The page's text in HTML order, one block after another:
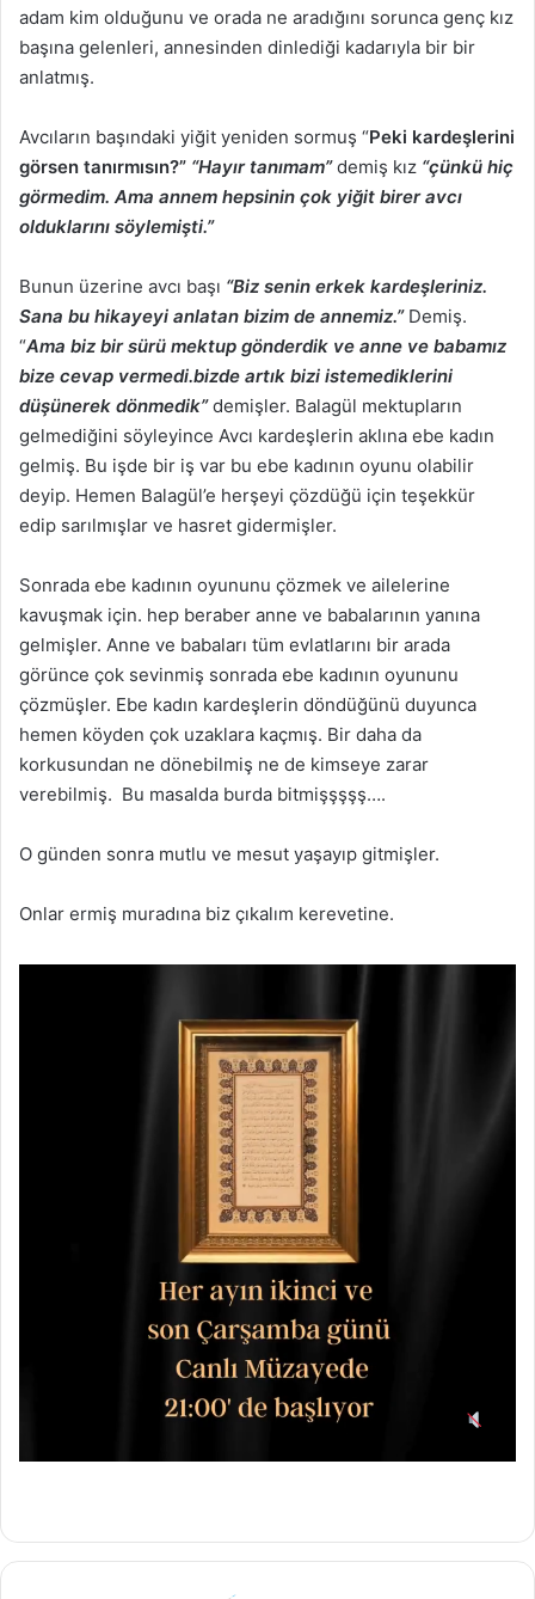
adam kim olduğunu ve orada ne aradığını sorunca genç kız
başına gelenleri, annesinden dinlediği kadarıyla bir bir
anlatmış.
Avcıların başındaki yiğit yeniden sormuş “Peki kardeşlerini
görsen tanırmısın?” “Hayır tanımam”demiş kız “çünkü hiç
görmedim. Ama annem hepsinin çok yiğit birer avcı
olduklarını söylemişti.”
Bunun üzerine avcı başı “Biz senin erkek kardeşleriniz.
Sana bu hikayeyi anlatan bizim de annemiz.”Demiş.
“Ama biz bir sürü mektup gönderdik ve anne ve babamız
bize cevap vermedi.bizde artık bizi istemediklerini
düşünerek dönmedik”demişler. Balagül mektupların
gelmediğini söyleyince Avcı kardeşlerin aklına ebe kadın
gelmiş. Bu işde bir iş var bu ebe kadının oyunu olabilir
deyip. Hemen Balagül’e herşeyi çözdüğü için teşekkür
edip sarılmışlar ve hasret gidermişler.
Sonrada ebe kadının oyununu çözmek ve ailelerine
kavuşmak için. hep beraber anne ve babalarının yanına
gelmişler. Anne ve babaları tüm evlatlarını bir arada
görünce çok sevinmiş sonrada ebe kadının oyununu
çözmüşler. Ebe kadın kardeşlerin döndüğünü duyunca
hemen köyden çok uzaklara kaçmış. Bir daha da
korkusundan ne dönebilmiş ne de kimseye zarar
verebilmiş. Bu masalda burda bitmişşşşş….
O günden sonra mutlu ve mesut yaşayıp gitmişler.
Onlar ermiş muradına biz çıkalım kerevetine.